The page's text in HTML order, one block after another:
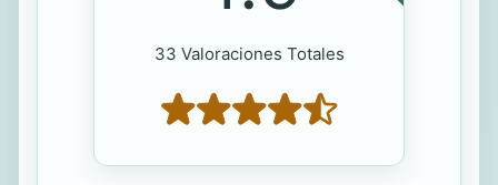
33 Valoraciones Totales